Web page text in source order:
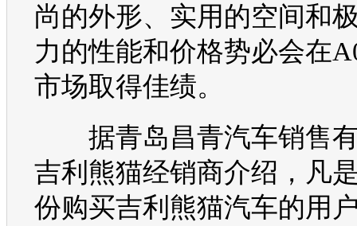
尚的外形、实用的空间和
力的性能和价格势必会在
市场取得佳绩。
据青岛昌青汽车销售
吉利 熊猫经销商介绍，凡
份购买吉利 熊猫汽车的用